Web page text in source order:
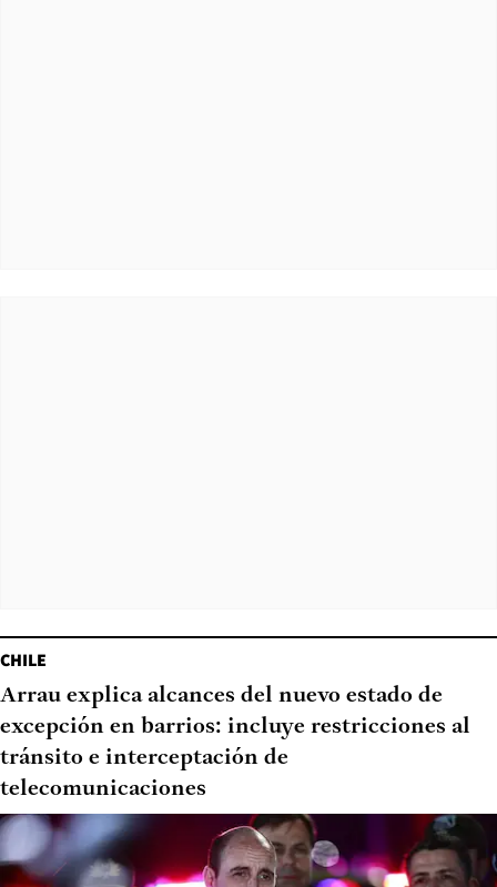
CHILE
Arrau explica alcances del nuevo estado de
excepción en barrios: incluye restricciones al
tránsito e interceptación de
telecomunicaciones